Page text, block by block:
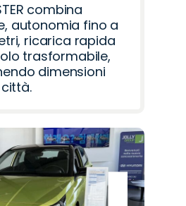
combina
autonomia fino a
ricarica rapida
trasformabile,
dimensioni